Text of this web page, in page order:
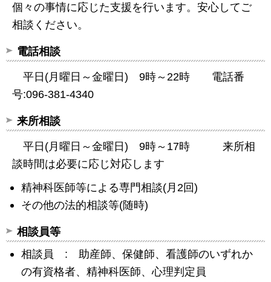
個々の事情に応じた支援を行います。安心してご
相談ください。
電話相談
平日(月曜日～金曜日) 9時～22時 電話番
号:096-381-4340
来所相談
平日(月曜日～金曜日) 9時～17時 来所相
談時間は必要に応じ対応します
精神科医師等による専門相談(月2回)
その他の法的相談等(随時)
相談員等
相談員 : 助産師、保健師、看護師のいずれか
の有資格者、精神科医師、心理判定員